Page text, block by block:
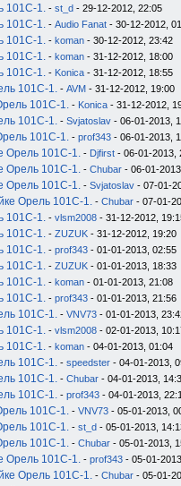
101С-1. - st_d - 29-12-2012, 22:05
101С-1. - Audio Fanat - 30-12-2012,
101С-1. - koman - 30-12-2012, 23:42
101С-1. - koman - 31-12-2012, 18:00
101С-1. - Konica - 31-12-2012, 18:55
101С-1. - AVM - 31-12-2012, 19:00
101С-1. - Konica - 31-12-2012,
101С-1. - Svjatoslav - 06-01-2013,
101С-1. - prof343 - 06-01-2013,
Орель 101С-1. - Djfirst - 06-01-2013,
Орель 101С-1. - Chubar - 06-01-
Орель 101С-1. - Svjatoslav - 07-01-
Орель 101С-1. - Chubar - 07-01-
101С-1. - vlsm2008 - 31-12-2012,
101С-1. - ZUZUK - 31-12-2012, 19:20
101С-1. - prof343 - 01-01-2013, 02:55
101С-1. - ZUZUK - 01-01-2013, 18:33
101С-1. - koman - 01-01-2013, 21:08
101С-1. - prof343 - 01-01-2013, 21:56
101С-1. - VNV73 - 01-01-2013,
101С-1. - vlsm2008 - 02-01-2013,
101С-1. - koman - 04-01-2013, 01:04
101С-1. - speedster - 04-01-2013,
101С-1. - Chubar - 04-01-2013,
101С-1. - prof343 - 04-01-2013,
101С-1. - VNV73 - 05-01-2013,
101С-1. - st_d - 05-01-2013,
101С-1. - Chubar - 05-01-2013,
Орель 101С-1. - prof343 - 05-01-
Орель 101С-1. - Chubar - 05-01-